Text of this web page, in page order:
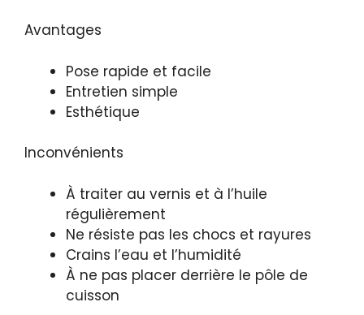
Avantages
Pose rapide et facile
Entretien simple
Esthétique
Inconvénients
À traiter au vernis et à l’huile
régulièrement
Ne résiste pas les chocs et rayures
Crains l’eau et l’humidité
À ne pas placer derrière le pôle de
cuisson